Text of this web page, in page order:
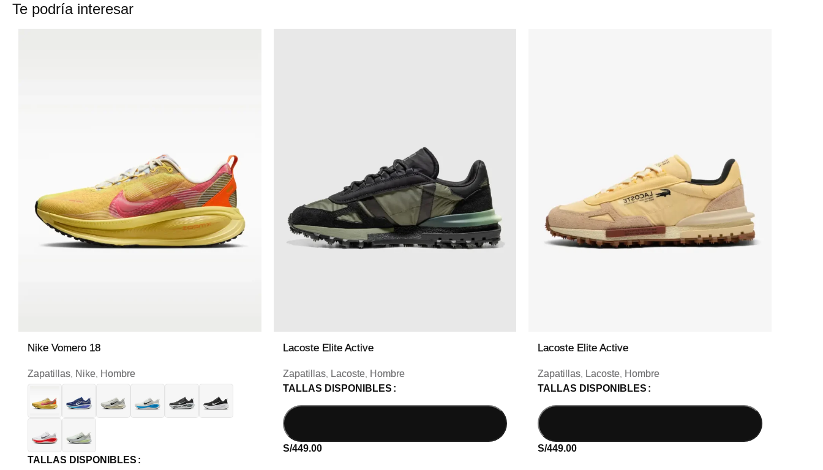
Te podría interesar
Nike Vomero 18
Zapatillas, Nike, Hombre
TALLAS DISPONIBLES
Lacoste Elite Active
Zapatillas, Lacoste, Hombre
TALLAS DISPONIBLES
S/449.00
Lacoste Elite Active
Zapatillas, Lacoste, Hombre
TALLAS DISPONIBLES
S/449.00